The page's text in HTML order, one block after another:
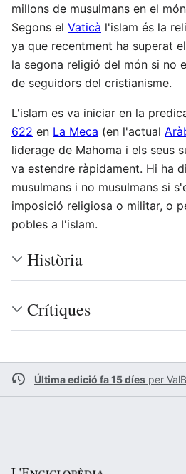
millons de musulmans en el
Segons el Vaticà l'islam és la
ya que recentment ha superat
la segona religió del món si no
de seguidors del cristianisme.
L'islam es va iniciar en la
622 en La Meca (en l'actual
liderage de Mahoma i els seus
va estendre ràpidament. Hi ha
musulmans i no musulmans si
imposició religiosa o militar, o
pobles a l'islam.
Història
Crítiques
Última edició fa 15 díes per